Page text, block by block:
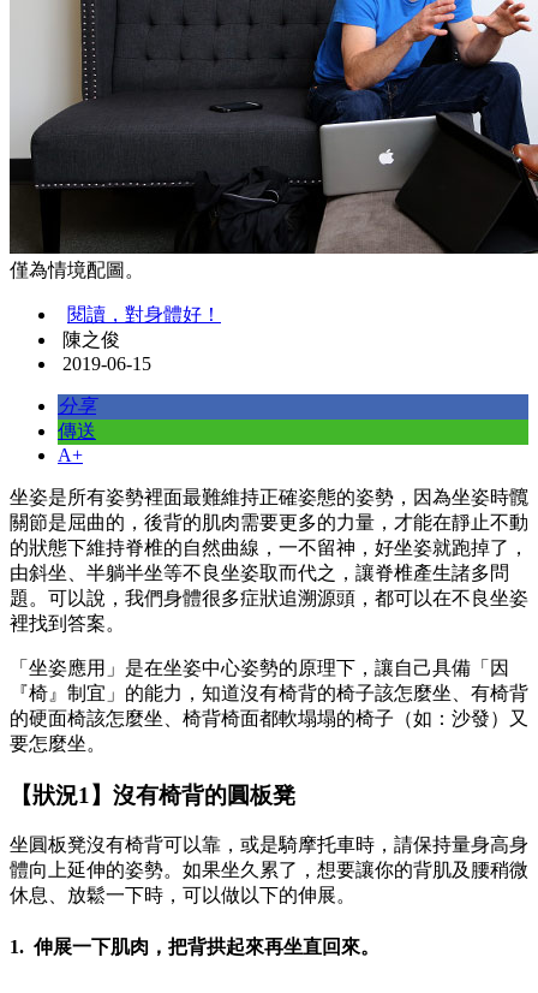
僅為情境配圖。
閱讀，對身體好！
陳之俊
2019-06-15
分享
傳送
A+
坐姿是所有姿勢裡面最難維持正確姿態的姿勢，因為坐姿時髖
關節是屈曲的，後背的肌肉需要更多的力量，才能在靜止不動
的狀態下維持脊椎的自然曲線，一不留神，好坐姿就跑掉了，
由斜坐、半躺半坐等不良坐姿取而代之，讓脊椎產生諸多問
題。可以說，我們身體很多症狀追溯源頭，都可以在不良坐姿
裡找到答案。
「坐姿應用」是在坐姿中心姿勢的原理下，讓自己具備「因
『椅』制宜」的能力，知道沒有椅背的椅子該怎麼坐、有椅背
的硬面椅該怎麼坐、椅背椅面都軟塌塌的椅子（如：沙發）又
要怎麼坐。
【狀況1】沒有椅背的圓板凳
坐圓板凳沒有椅背可以靠，或是騎摩托車時，請保持量身高身
體向上延伸的姿勢。如果坐久累了，想要讓你的背肌及腰稍微
休息、放鬆一下時，可以做以下的伸展。
1. 伸展一下肌肉，把背拱起來再坐直回來。